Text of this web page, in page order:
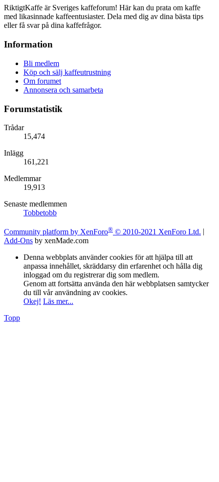
RiktigtKaffe är Sveriges kaffeforum! Här kan du prata om kaffe
med likasinnade kaffeentusiaster. Dela med dig av dina bästa tips
eller få svar på dina kaffefrågor.
Information
Bli medlem
Köp och sälj kaffeutrustning
Om forumet
Annonsera och samarbeta
Forumstatistik
Trådar
15,474
Inlägg
161,221
Medlemmar
19,913
Senaste medlemmen
Tobbetobb
Community platform by XenForo® © 2010-2021 XenForo Ltd.
Add-Ons by xenMade.com
Denna webbplats använder cookies för att hjälpa till att
anpassa innehållet, skräddarsy din erfarenhet och hålla dig
inloggad om du registrerar dig som medlem.
Genom att fortsätta använda den här webbplatsen samtycker
du till vår användning av cookies.
Okej! Läs mer...
Topp